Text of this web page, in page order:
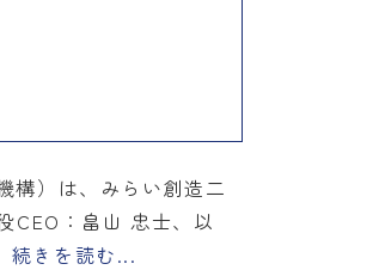
構）は、みらい創造二
CEO：畠山 忠士、以
続きを読む...